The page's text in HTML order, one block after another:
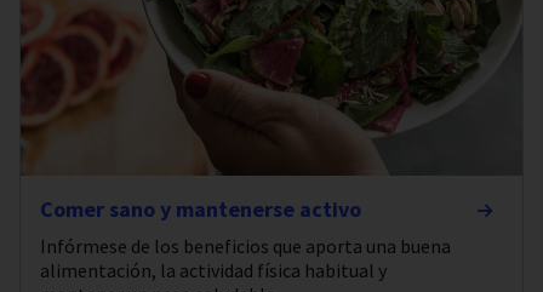
Comer sano y mantenerse activo
Infórmese de los beneficios que aporta una buena
alimentación, la actividad física habitual y